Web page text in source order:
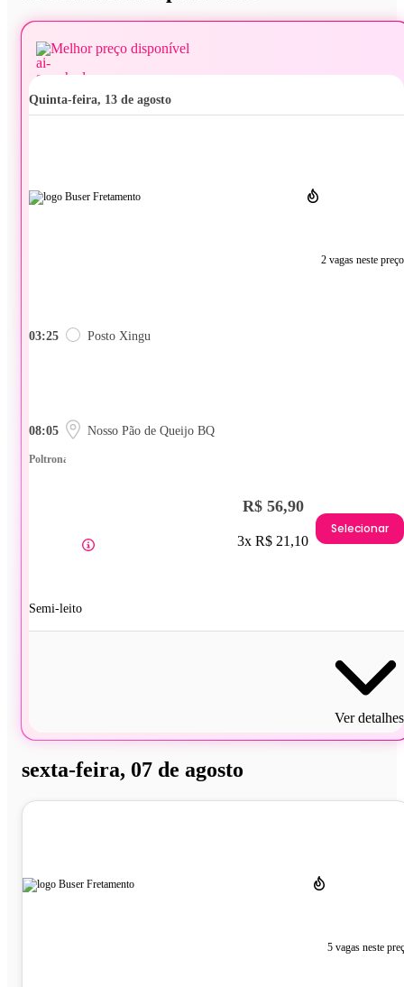
Melhor preço disponível
quinta-feira, 13 de agosto
2 vagas neste preço
03:25 Posto Xingu
08:05 Nosso Pão de Queijo BQ
Poltrona
Semi-leito
R$ 56,90
3x R$ 21,10
Selecionar
Ver detalhes
sexta-feira, 07 de agosto
5 vagas neste